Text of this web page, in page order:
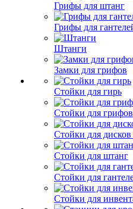
Грифы для штанг
Грифы для
Штанги
Замки для грифов
Стойки для гирь
Стойки для грифов
Стойки для
Стойки для штанг
Стойки для
Стойки для